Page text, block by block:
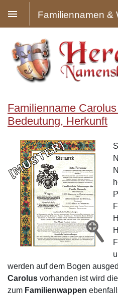
Familienname
Bedeutung, Herkunft
werden auf dem Bogen
Carolus vorhanden ist wird
zum Familienwappen